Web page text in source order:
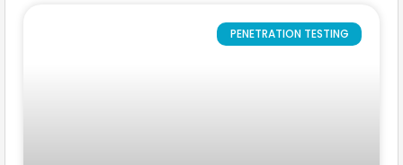
PENETRATION TESTING